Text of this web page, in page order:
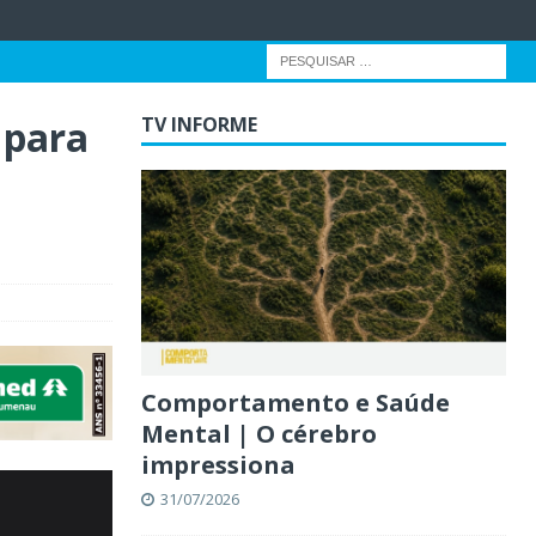
TV INFORME
Comportamento e Saúde
Mental | O cérebro
impressiona
31/07/2026